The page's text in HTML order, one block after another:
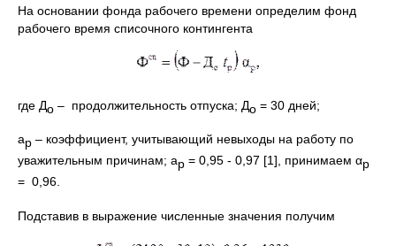
На основании фонда рабочего времени определим фонд
рабочего время списочного контингента
где До – продолжительность отпуска; До = 30 дней;
aр – коэффициент, учитывающий невыходы на работу по
уважительным причинам; aр = 0,95 - 0,97 [1], принимаем αр
= 0,96.
Подставив в выражение численные значения получим